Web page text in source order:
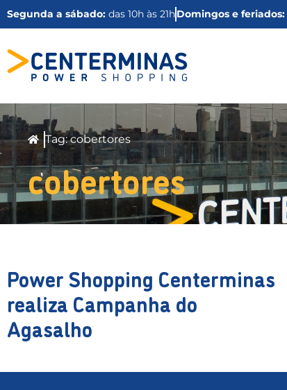
Segunda a sábado: das 10h às 21hDomingos e feriados:
Tag: cobertores
cobertores
Power Shopping Centerminas
realiza Campanha do
Agasalho